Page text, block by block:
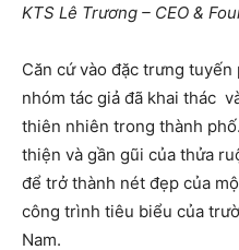
KTS Lê Trương – CEO &
Căn cứ vào đặc trưng
nhóm tác giả đã khai thác
thiên nhiên trong thành
thiện và gần gũi của thửa
để trở thành nét đẹp của
công trình tiêu biểu của
Nam.